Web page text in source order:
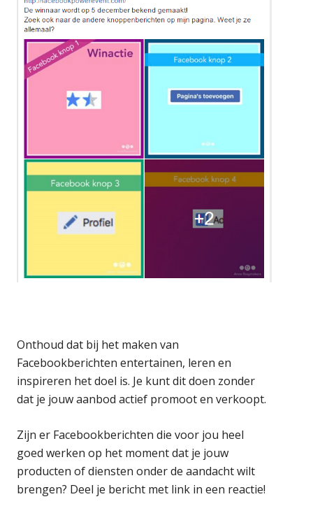
Onthoud dat bij het maken van
Facebookberichten entertainen, leren en
inspireren het doel is. Je kunt dit doen zonder
dat je jouw aanbod actief promoot en verkoopt.
Zijn er Facebookberichten die voor jou heel
goed werken op het moment dat je jouw
producten of diensten onder de aandacht wilt
brengen? Deel je bericht met link in een reactie!